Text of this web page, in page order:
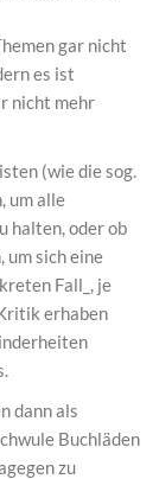
gar nicht
es ist
nicht mehr
(wie die sog.
um alle
halten, oder ob
sich eine
Fall_, je
erhaben
dann als
Buchläden
zu